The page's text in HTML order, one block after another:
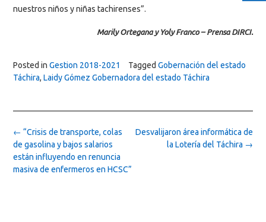
nuestros niños y niñas tachirenses”.
Marily Ortegana y Yoly Franco – Prensa DIRCI.
Posted in Gestion 2018-2021 Tagged Gobernación del estado
Táchira, Laidy Gómez Gobernadora del estado Táchira
Post
navigation
Desvalijaron área informática de
la Lotería del Táchira →
← “Crisis de transporte, colas
de gasolina y bajos salarios
están influyendo en renuncia
masiva de enfermeros en HCSC”